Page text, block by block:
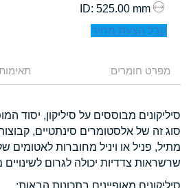
: 525.00 mm
קבל הצעת מחיר
מפרט חומרים
סיליקונים מבוססים על סיליקון, יסוד
סוג זה של אלסטומרים סינתטיים, קבוצות
מתיל, פניל או ויניל מחוברות לאטומים
שרשראות צדדיות יכולה לגרום לשינויים